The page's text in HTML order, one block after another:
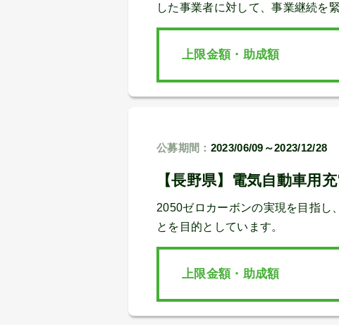
した事業者に対して、事業継続を
上限金額・助成額
公募期間： 2023/06/09～2023/12/28
【長野県】電気自動車用
2050ゼロカーボンの実現を目指し
とを目的としています。
上限金額・助成額